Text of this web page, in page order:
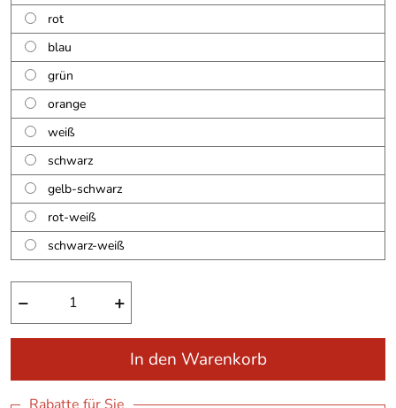
rot
blau
grün
orange
weiß
schwarz
gelb-schwarz
rot-weiß
schwarz-weiß
− +
In den Warenkorb